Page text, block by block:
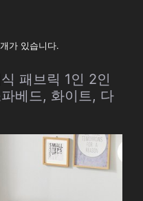
가 있습니다.
패브릭 1인 2인
베드, 화이트, 다